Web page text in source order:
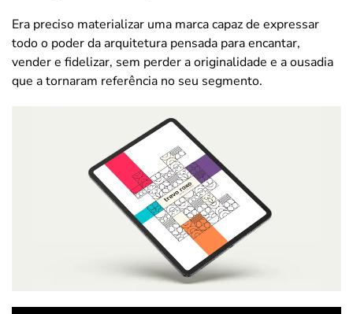
Era preciso materializar uma marca capaz de expressar
todo o poder da arquitetura pensada para encantar,
vender e fidelizar, sem perder a originalidade e a ousadia
que a tornaram referência no seu segmento.